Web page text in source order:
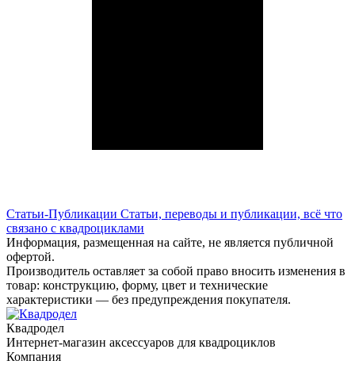
Статьи-Публикации Статьи, переводы и публикации, всё что
связано с квадроциклами
Информация, размещенная на сайте, не является публичной
офертой.
Производитель оставляет за собой право вносить изменения в
товар: конструкцию, форму, цвет и технические
характеристики — без предупреждения покупателя.
Квадродел
Интернет-магазин аксессуаров для квадроциклов
Компания